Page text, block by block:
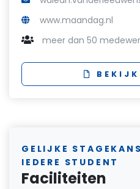
www.maandag.nl
meer dan 50
BEKIJK
GELIJKE
IEDERE STUDENT
Faciliteiten